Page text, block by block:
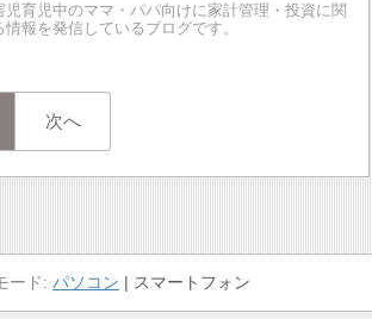
児育児中のママ・パパ向けに家計管理・投資に関
情報を発信しているブログです。
次へ
パソコン スマートフォン